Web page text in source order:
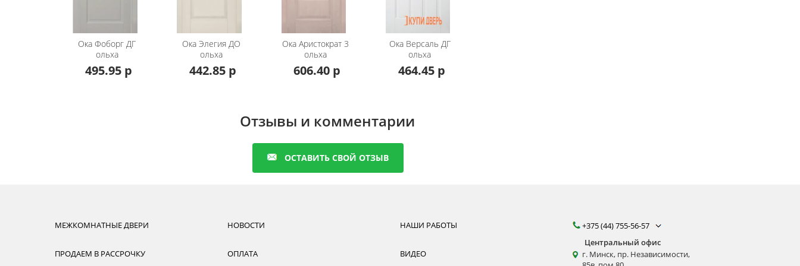
стороны, дополнительно можно приобрести доборные планки 10,15,20,25 см, также можно приобрести
декоративный наличник с канелюром, верхний капитель, цокаль и розетки
Стоимость может меняться в зависимости от ширины полотна и количества остекления
Подробности о сроках изготовления и стоимости вы можете уточнять у наших менеджеров по телефону
Ока Фоборг ДГ
ольха
495.95 р
ОкаЭлегия ДО
ольха
442.85 р
ОкаАристократ 3
ольха
606.40 р
ОкаВерсаль ДГ
ольха
464.45 р
Отзывы и комментарии
ОСТАВИТЬ СВОЙ ОТЗЫВ
МЕЖКОМНАТНЫЕ ДВЕРИ
ПРОДАЕМ В РАССРОЧКУ
НОВОСТИ
ОПЛАТА
НАШИ РАБОТЫ
ВИДЕО
+375 (44) 755-56-57
Центральный офис
г. Минск, пр. Независимости,